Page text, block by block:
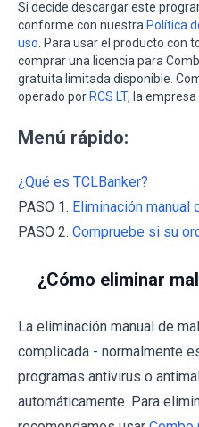
Si decide descargar este
conforme con nuestra Política
uso . Para usar el producto con
comprar una licencia para
gratuita limitada disponible.
operado por RCS LT, la empresa
Menú rápido:
¿Qué es TCLBanker?
PASO 1. Eliminación manual
PASO 2. Compruebe si su
¿Cómo eliminar
La eliminación manual de
complicada - normalmente
programas antivirus o
automáticamente. Para